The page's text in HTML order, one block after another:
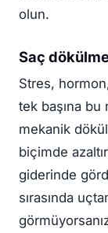
olun.
Saç
Stres,
tek başına
mekanik
biçimde
giderinde
sırasında